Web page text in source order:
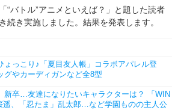
座談会
TV ABEMA Cafe
“バトル”アニメといえば？」と題した読者
続き実施しました。結果を発表します。
ょっこり♪「夏目友人帳」コラボアパレル登
グやカーディガンなど全8型
新卒…友達になりたいキャラクターは？ 「WIN
遥、「忍たま」乱太郎…など学園ものの主人公